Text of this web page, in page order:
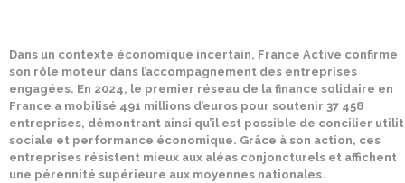
Dans un contexte économique incertain, France Active confirme
son rôle moteur dans l’accompagnement des entreprises
engagées. En 2024, le premier réseau de la finance solidaire en
France a mobilisé 491 millions d’euros pour soutenir 37 458
entreprises, démontrant ainsi qu’il est possible de concilier
sociale et performance économique. Grâce à son action, ces
entreprises résistent mieux aux aléas conjoncturels et affichent
une pérennité supérieure aux moyennes nationales.